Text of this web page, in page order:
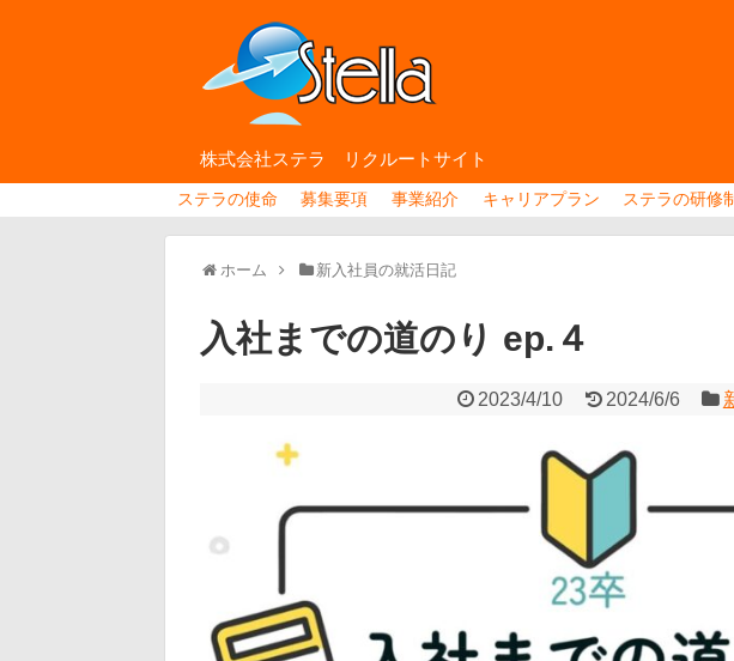
株式会社ステラ リクルートサイト
ステラの使命 募集要項 事業紹介 キャリアプラン ステラの研修
ホーム 新入社員の就活日記
入社までの道のり ep.４
2023/4/10 2024/6/6